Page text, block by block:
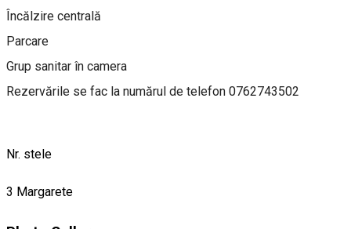
Încălzire centrală
Parcare
Grup sanitar în camera
Rezervările se fac la numărul de telefon 0762743502
Nr. stele
3 Margarete